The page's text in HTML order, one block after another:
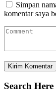
Simpan
komentar saya
Search Here